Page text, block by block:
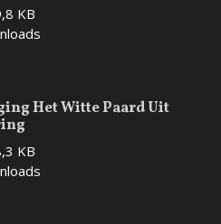
KB
Het Witte Paard Uit
KB